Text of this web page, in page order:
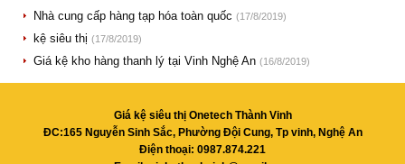
Nhà cung cấp hàng tạp hóa toàn quốc (17/8/2019)
kệ siêu thị (17/8/2019)
Giá kệ kho hàng thanh lý tại Vinh Nghệ An (16/8/2019)
Giá kệ siêu thị Onetech Thành Vinh
ĐC:165 Nguyễn Sinh Sắc, Phường Đội Cung, Tp vinh, Nghệ An
Điện thoại: 0987.874.221